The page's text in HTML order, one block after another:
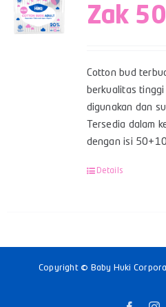
Zak
Cotton bud
berkualitas
digunakan dan
Tersedia dalam
dengan isi
Details
Copyright © Baby Huki